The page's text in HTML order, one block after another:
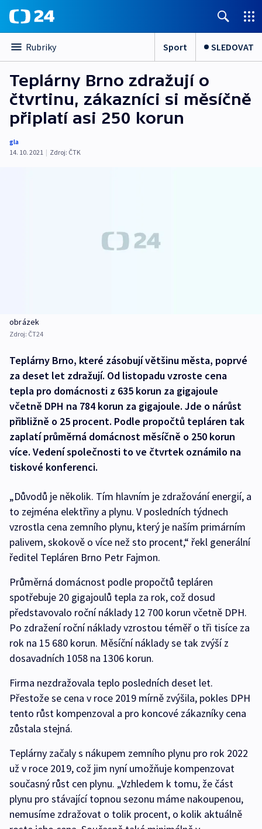
Rubriky Sport SLEDOVAT
Teplárny Brno zdražují o
čtvrtinu, zákazníci si měsíčně
připlatí asi 250 korun
gla
14. 10. 2021 | Zdroj: ČTK
obrázek
Zdroj: ČT24
Teplárny Brno, které zásobují většinu města, poprvé
za deset let zdražují. Od listopadu vzroste cena
tepla pro domácnosti z 635 korun za gigajoule
včetně DPH na 784 korun za gigajoule. Jde o nárůst
přibližně o 25 procent. Podle propočtů tepláren tak
zaplatí průměrná domácnost měsíčně o 250 korun
více. Vedení společnosti to ve čtvrtek oznámilo na
tiskové konferenci.
„Důvodů je několik. Tím hlavním je zdražování energií, a
to zejména elektřiny a plynu. V posledních týdnech
vzrostla cena zemního plynu, který je naším primárním
palivem, skokově o více než sto procent,“ řekl generální
ředitel Tepláren Brno Petr Fajmon.
Průměrná domácnost podle propočtů tepláren
spotřebuje 20 gigajoulů tepla za rok, což dosud
představovalo roční náklady 12 700 korun včetně DPH.
Po zdražení roční náklady vzrostou téměř o tři tisíce za
rok na 15 680 korun. Měsíční náklady se tak zvýší z
dosavadních 1058 na 1306 korun.
Firma nezdražovala teplo posledních deset let.
Přestože se cena v roce 2019 mírně zvýšila, pokles DPH
tento růst kompenzoval a pro koncové zákazníky cena
zůstala stejná.
Teplárny začaly s nákupem zemního plynu pro rok 2022
už v roce 2019, což jim nyní umožňuje kompenzovat
současný růst cen plynu. „Vzhledem k tomu, že část
plynu pro stávající topnou sezonu máme nakoupenou,
nemusíme zdražovat o tolik procent, o kolik aktuálně